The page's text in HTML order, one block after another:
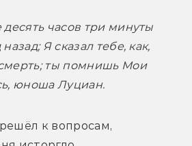
часов три минуты
Я сказал тебе, как,
ты помнишь Мои
юноша Луциан.
к вопросам,